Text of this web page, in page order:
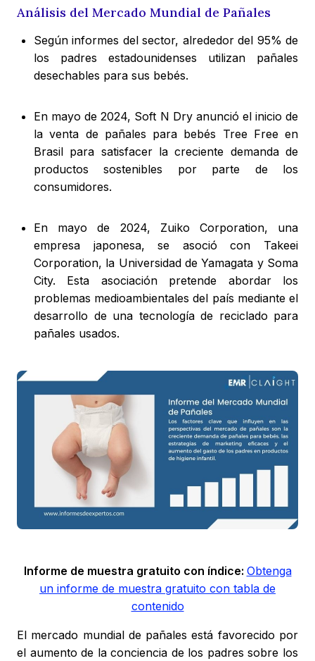
Análisis del Mercado Mundial de Pañales
Según informes del sector, alrededor del 95% de
los padres estadounidenses utilizan pañales
desechables para sus bebés.
En mayo de 2024, Soft N Dry anunció el inicio de
la venta de pañales para bebés Tree Free en
Brasil para satisfacer la creciente demanda de
productos sostenibles por parte de los
consumidores.
En mayo de 2024, Zuiko Corporation, una
empresa japonesa, se asoció con Takeei
Corporation, la Universidad de Yamagata y Soma
City. Esta asociación pretende abordar los
problemas medioambientales del país mediante el
desarrollo de una tecnología de reciclado para
pañales usados.
Informe de muestra gratuito con índice: Obtenga
un informe de muestra gratuito con tabla de
contenido
El mercado mundial de pañales está favorecido por
el aumento de la conciencia de los padres sobre los